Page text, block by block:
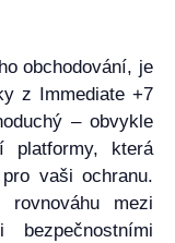
obchodování, je
z Immediate +7
– obvykle
platformy, která
vaši ochranu.
mezi